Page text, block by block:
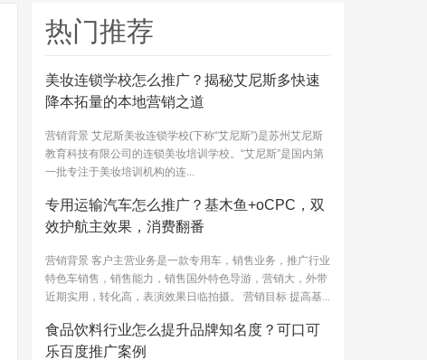
热门推荐
美妆连锁学校怎么推广？揭秘艾尼斯多快速
降本拓量的本地营销之道
营销背景 艾尼斯美妆连锁学校(下称“艾尼斯”)是苏州艾尼斯
教育科技有限公司的连锁美妆培训学校。“艾尼斯”是国内第
一批专注于美妆培训机构的连...
专用运输汽车怎么推广？基木鱼+oCPC，双
效护航主效果，消费翻番
营销背景 客户主营业务是一款专用车，销售业务，推广行业
特色车销售，销售能力，销售国外特色导游，营销大，外带
近期实用，转化高，表演效果日临拍摄。 营销目标 提高基...
食品饮料行业怎么提升品牌知名度？可口可
乐百度推广案例